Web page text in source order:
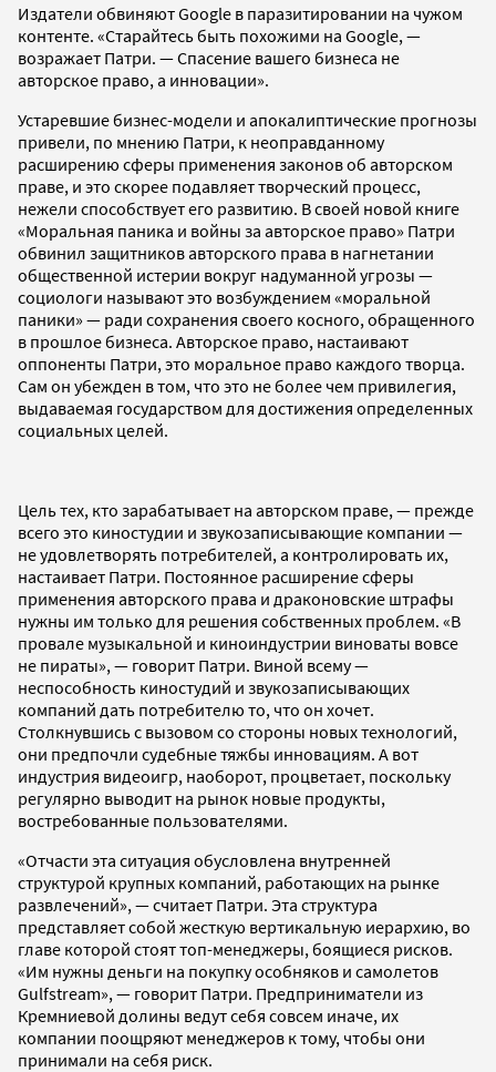
Издатели обвиняют Google в паразитировании на чужом
контенте. «Старайтесь быть похожими на Google, —
возражает Патри. — Спасение вашего бизнеса не
авторское право, а инновации».
Устаревшие бизнес-модели и апокалиптические прогнозы
привели, по мнению Патри, к неоправданному
расширению сферы применения законов об авторском
праве, и это скорее подавляет творческий процесс,
нежели способствует его развитию. В своей новой книге
«Моральная паника и войны за авторское право» Патри
обвинил защитников авторского права в нагнетании
общественной истерии вокруг надуманной угрозы —
социологи называют это возбуждением «моральной
паники» — ради сохранения своего косного, обращенного
в прошлое бизнеса. Авторское право, настаивают
оппоненты Патри, это моральное право каждого творца.
Сам он убежден в том, что это не более чем привилегия,
выдаваемая государством для достижения определенных
социальных целей.
Цель тех, кто зарабатывает на авторском праве, — прежде
всего это киностудии и звукозаписывающие компании —
не удовлетворять потребителей, а контролировать их,
настаивает Патри. Постоянное расширение сферы
применения авторского права и драконовские штрафы
нужны им только для решения собственных проблем. «В
провале музыкальной и киноиндустрии виноваты вовсе
не пираты», — говорит Патри. Виной всему —
неспособность киностудий и звукозаписывающих
компаний дать потребителю то, что он хочет.
Столкнувшись с вызовом со стороны новых технологий,
они предпочли судебные тяжбы инновациям. А вот
индустрия видеоигр, наоборот, процветает, поскольку
регулярно выводит на рынок новые продукты,
востребованные пользователями.
«Отчасти эта ситуация обусловлена внутренней
структурой крупных компаний, работающих на рынке
развлечений», — считает Патри. Эта структура
представляет собой жесткую вертикальную иерархию, во
главе которой стоят топ-менеджеры, боящиеся рисков.
«Им нужны деньги на покупку особняков и самолетов
Gulfstream», — говорит Патри. Предприниматели из
Кремниевой долины ведут себя совсем иначе, их
компании поощряют менеджеров к тому, чтобы они
принимали на себя риск.